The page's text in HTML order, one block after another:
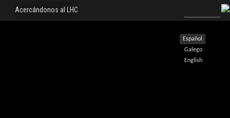
Español
Galego
English
Acercándonos al LHC